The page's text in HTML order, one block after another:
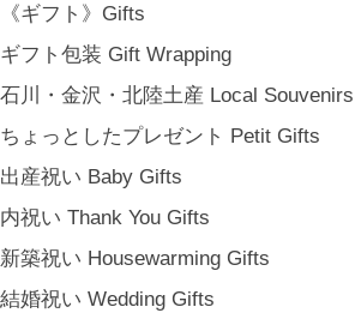
《ギフト》Gifts
ギフト包装 Gift Wrapping
石川・金沢・北陸土産 Local Souvenirs
ちょっとしたプレゼント Petit Gifts
出産祝い Baby Gifts
内祝い Thank You Gifts
新築祝い Housewarming Gifts
結婚祝い Wedding Gifts
[ MENU ]
HOME
SHOP INFO
SHOPPING GUIDE
BLOG
CONTACT
[ MEMBERSHIP ]
TOP